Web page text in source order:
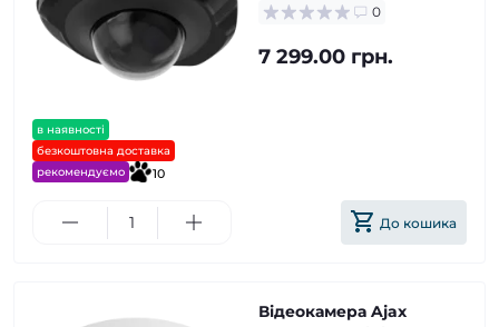
в наявності
безкоштовна доставка
рекомендуємо
10
0
7 299.00 грн.
До кошика
Відеокамера Ajax